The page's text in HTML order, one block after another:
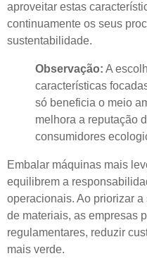
aproveitar estas
continuamente os seus
sustentabilidade.
Observação: A
características
só beneficia o meio
melhora a reputação
consumidores
Embalar máquinas mais
equilibrem a
operacionais. Ao priorizar
de materiais, as empresas
regulamentares, reduzir
mais verde.